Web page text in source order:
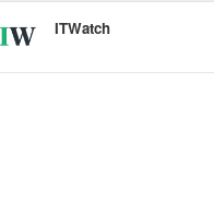
ITWatch